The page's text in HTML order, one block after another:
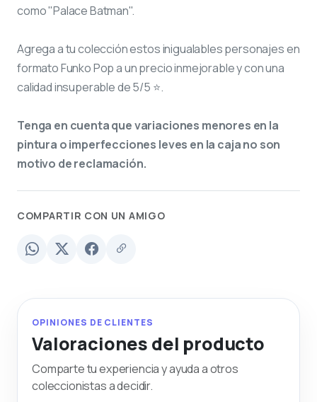
como "Palace Batman".
Agrega a tu colección estos inigualables personajes en
formato Funko Pop a un precio inmejorable y con una
calidad insuperable de 5/5 ⭐.
Tenga en cuenta que variaciones menores en la
pintura o imperfecciones leves en la caja no son
motivo de reclamación.
COMPARTIR CON UN AMIGO
OPINIONES DE CLIENTES
Valoraciones del producto
Comparte tu experiencia y ayuda a otros
coleccionistas a decidir.